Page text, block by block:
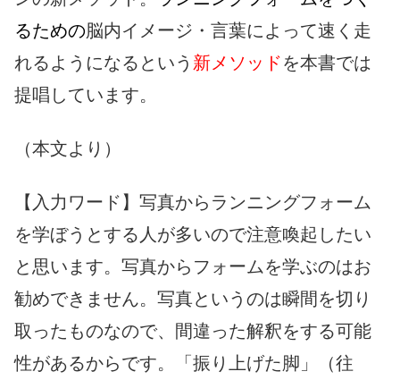
るための脳内イメージ・言葉によって速く走
れるようになるという 新メソッドを本書では
提唱しています。
（本文より）
【入力ワード】写真からランニングフォーム
を学ぼうとする人が多いので注意喚起したい
と思います。写真からフォームを学ぶのはお
勧めできません。写真というのは瞬間を切り
取ったものなので、間違った解釈をする可能
性があるからです。「振り上げた脚」（往